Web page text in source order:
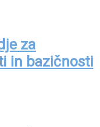
za
in bazičnosti